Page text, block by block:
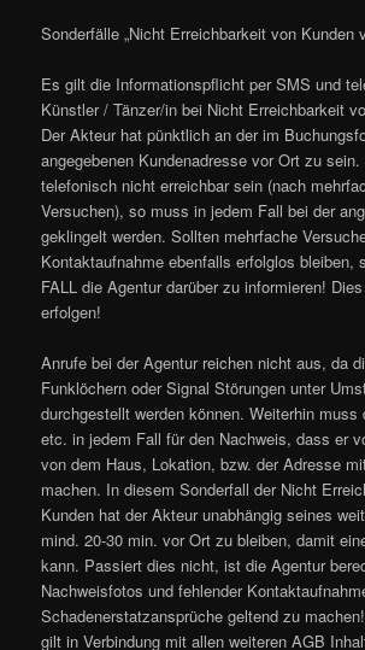
Sonderfälle „Nicht Erreichbarkeit von Kunden
Es gilt die Informationspflicht per SMS und
Künstler / Tänzer/in bei Nicht Erreichbarkeit
Der Akteur hat pünktlich an der im
angegebenen Kundenadresse vor Ort zu
telefonisch nicht erreichbar sein (nach
Versuchen), so muss in jedem Fall bei der
geklingelt werden. Sollten mehrfache
Kontaktaufnahme ebenfalls erfolglos bleiben,
FALL die Agentur darüber zu informieren!
erfolgen!
Anrufe bei der Agentur reichen nicht aus, da
Funklöchern oder Signal Störungen unter
durchgestellt werden können. Weiterhin muss
etc. in jedem Fall für den Nachweis, dass er
von dem Haus, Lokation, bzw. der Adresse
machen. In diesem Sonderfall der Nicht
Kunden hat der Akteur unabhängig seines
mind. 20-30 min. vor Ort zu bleiben, damit
kann. Passiert dies nicht, ist die Agentur
Nachweisfotos und fehlender
Schadenerstatzansprüche geltend zu
gilt in Verbindung mit allen weiteren AGB